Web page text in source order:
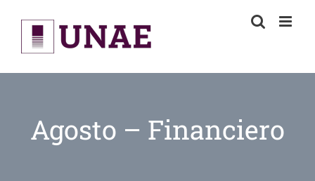
content
Agosto – Financiero